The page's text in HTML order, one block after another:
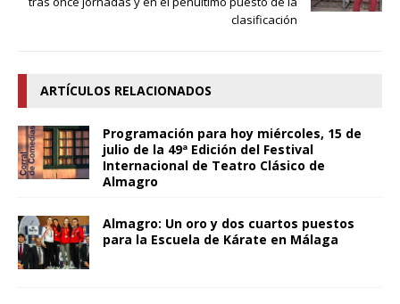
clasificación
ARTÍCULOS RELACIONADOS
Programación para hoy miércoles, 15 de
julio de la 49ª Edición del Festival
Internacional de Teatro Clásico de
Almagro
Almagro: Un oro y dos cuartos puestos
para la Escuela de Kárate en Málaga